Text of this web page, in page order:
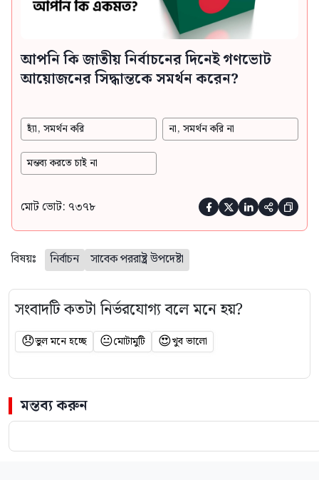
আপনি কি জাতীয় নির্বাচনের দিনেই গণভোট
আয়োজনের সিদ্ধান্তকে সমর্থন করেন?
হ্যাঁ, সমর্থন করি না, সমর্থন করি না
মন্তব্য করতে চাই না
মোট ভোট: ৭৩৭৮     
বিষয়ঃ নির্বাচন সাবেক পররাষ্ট্র উপদেষ্টা
সংবাদটি কতটা নির্ভরযোগ্য বলে মনে হয়?
😞ভুল মনে হচ্ছে 😐মোটামুটি 😍খুব ভালো
মন্তব্য করুন